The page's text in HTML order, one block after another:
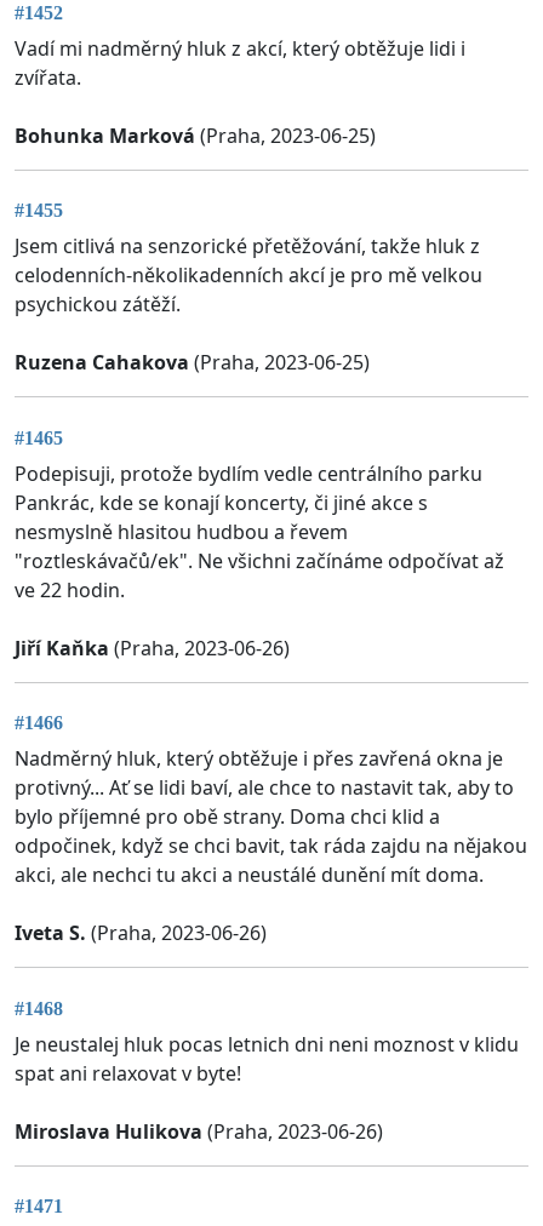
#1452
Vadí mi nadměrný hluk z akcí, který obtěžuje lidi i
zvířata.
Bohunka Marková (Praha, 2023-06-25)
#1455
Jsem citlivá na senzorické přetěžování, takže hluk z
celodenních-několikadenních akcí je pro mě velkou
psychickou zátěží.
Ruzena Cahakova (Praha, 2023-06-25)
#1465
Podepisuji, protože bydlím vedle centrálního parku
Pankrác, kde se konají koncerty, či jiné akce s
nesmyslně hlasitou hudbou a řevem
"roztleskávačů/ek". Ne všichni začínáme odpočívat až
ve 22 hodin.
Jiří Kaňka (Praha, 2023-06-26)
#1466
Nadměrný hluk, který obtěžuje i přes zavřená okna je
protivný... Ať se lidi baví, ale chce to nastavit tak, aby to
bylo příjemné pro obě strany. Doma chci klid a
odpočinek, když se chci bavit, tak ráda zajdu na nějakou
akci, ale nechci tu akci a neustálé dunění mít doma.
Iveta S. (Praha, 2023-06-26)
#1468
Je neustalej hluk pocas letnich dni neni moznost v klidu
spat ani relaxovat v byte!
Miroslava Hulikova (Praha, 2023-06-26)
#1471